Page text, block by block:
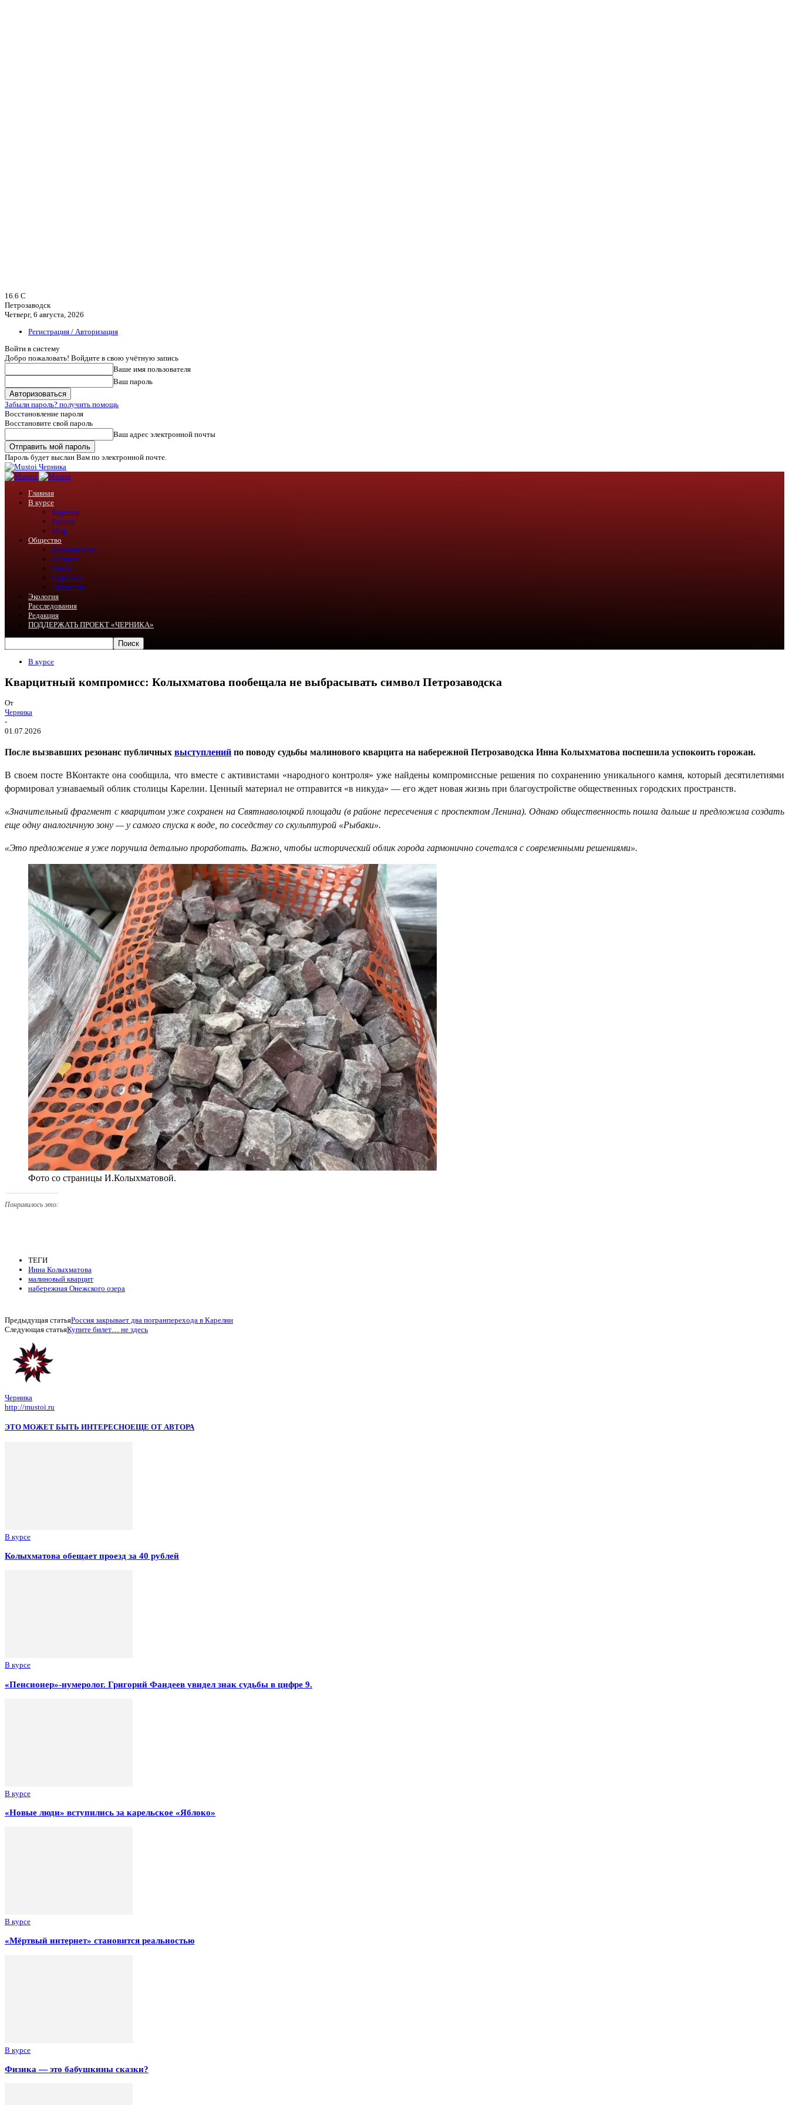
16.6 C
Петрозаводск
Четверг, 6 августа, 2026
Регистрация / Авторизация
Войти в систему
Добро пожаловать! Войдите в свою учётную запись
Ваше имя пользователя
Ваш пароль
Забыли пароль? получить помощь
Восстановление пароля
Восстановите свой пароль
Ваш адрес электронной почты
Пароль будет выслан Вам по электронной почте.
Черника
Главная
В курсе
Карелия
Россия
Мир
Общество
Комментарии
Мнения
Блоги
Перепост
Эксперты
Экология
Расследования
Редакция
ПОДДЕРЖАТЬ ПРОЕКТ «ЧЕРНИКА»
В курсе
Кварцитный компромисс: Колыхматова пообещала не выбрасывать символ Петрозаводска
От
Черника
-
01.07.2026
После вызвавших резонанс публичных выступлений по поводу судьбы малинового кварцита на набережной Петрозаводска Инна Колыхматова поспешила успокоить горожан.
В своем посте ВКонтакте она сообщила, что вместе с активистами «народного контроля» уже найдены компромиссные решения по сохранению уникального камня, который десятилетиями
формировал узнаваемый облик столицы Карелии. Ценный материал не отправится «в никуда» — его ждет новая жизнь при благоустройстве общественных городских пространств.
«Значительный фрагмент с кварцитом уже сохранен на Святнаволоцкой площади (в районе пересечения с проспектом Ленина). Однако общественность пошла дальше и предложила создать
еще одну аналогичную зону — у самого спуска к воде, по соседству со скульптурой «Рыбаки».
«Это предложение я уже поручила детально проработать. Важно, чтобы исторический облик города гармонично сочетался с современными решениями».
Фото со страницы И.Колыхматовой.
Понравилось это:
ТЕГИ
Инна Колыхматова
малиновый кварцит
набережная Онежского озера
Предыдущая статьяРоссия закрывает два погранперехода в Карелии
Следующая статьяКупите билет… не здесь
Черника
http://mustoi.ru
ЭТО МОЖЕТ БЫТЬ ИНТЕРЕСНОЕЩЕ ОТ АВТОРА
В курсе
Колыхматова обещает проезд за 40 рублей
В курсе
«Пенсионер»-нумеролог. Григорий Фандеев увидел знак судьбы в цифре 9.
В курсе
«Новые люди» вступились за карельское «Яблоко»
В курсе
«Мёртвый интернет» становится реальностью
В курсе
Физика — это бабушкины сказки?